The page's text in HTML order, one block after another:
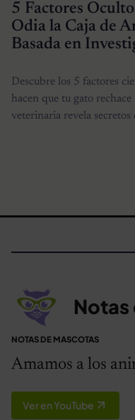
5 Factores
Odia la Caja de
Basada en
Descubre los 5 factores
hacen que tu gato
veterinaria revela
Notas
NOTAS DE MASCOTAS
Amamos a los
Ver en YouTube